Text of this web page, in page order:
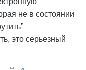
не в состоянии
это серьезный